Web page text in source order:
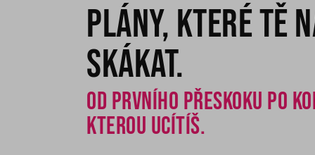
Plány, které tě
skákat.
Od prvního přeskoku po
kterou ucítíš.